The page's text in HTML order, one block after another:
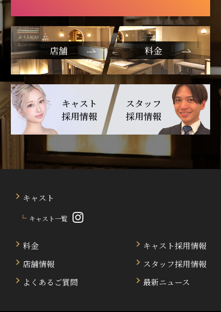
店舗 料金
キャスト
採用情報
スタッフ
採用情報
キャスト
キャスト一覧
料金
店舗情報
よくあるご質問
キャスト採用情報
スタッフ採用情報
最新ニュース